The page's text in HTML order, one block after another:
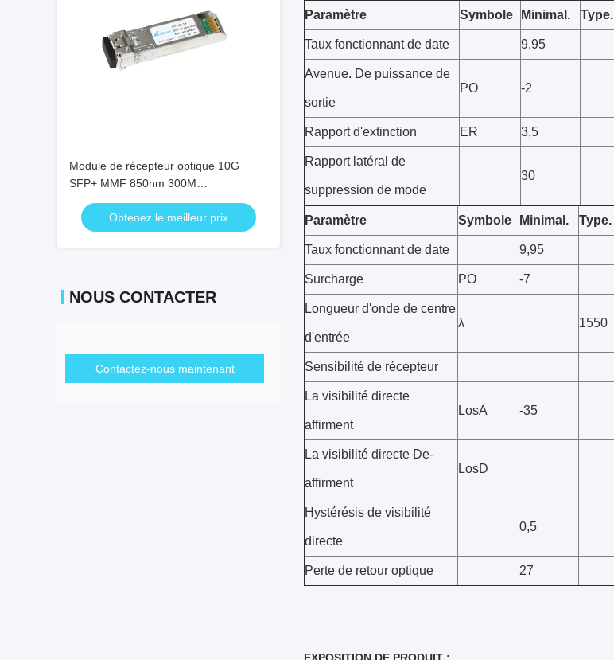
Module de récepteur optique 10G
SFP+ MMF 850nm 300M
Transcepteurs optiques DDM SFP-
10G-SRObtenez le meilleur prix
NOUS CONTACTER
Contactez-nous maintenant
Paramètre Symbole Minimal. Type.
Taux fonctionnant de date 9,95
Avenue. De puissance de
sortie
PO -2
Rapport d'extinction ER 3,5
Rapport latéral de
suppression de mode
30
Paramètre Symbole Minimal. Type.
Taux fonctionnant de date 9,95
Surcharge PO -7
Longueur d'onde de centre
d'entrée
λ 1550
Sensibilité de récepteur
La visibilité directe
affirment
LosA -35
La visibilité directe De-
affirment
LosD
Hystérésis de visibilité
directe
0,5
Perte de retour optique 27